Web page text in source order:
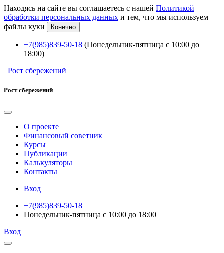
Находясь на сайте вы соглашаетесь с нашей Политикой
обработки персональных данных и тем, что мы используем
файлы куки
Конечно
+7(985)839-50-18 (Понедельник-пятница с 10:00 до
18:00)
Рост сбережений
Рост сбережений
О проекте
Финансовый советник
Курсы
Публикации
Калькуляторы
Контакты
Вход
+7(985)839-50-18
Понедельник-пятница с 10:00 до 18:00
Вход